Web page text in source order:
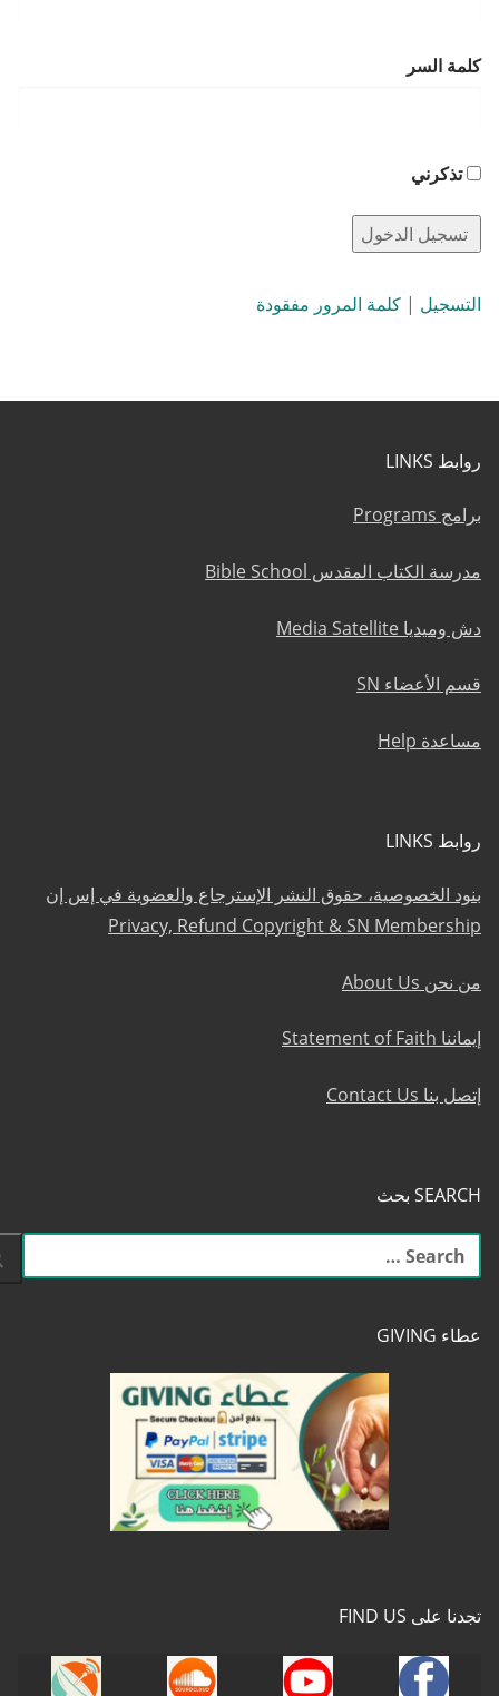
كلمة السر
تذكرني
التسجيل | كلمة المرور مفقودة
روابط LINKS
برامج Programs
مدرسة الكتاب المقدس Bible School
دش وميديا Media Satellite
قسم الأعضاء SN
مساعدة Help
روابط LINKS
بنود الخصوصية، حقوق النشر الإسترجاع والعضوية في إس إن
Privacy, Refund Copyright & SN Membership
من نحن About Us
إيماننا Statement of Faith
إتصل بنا Contact Us
SEARCH بحث
البحث
عن:
عطاء GIVING
تجدنا على FIND US